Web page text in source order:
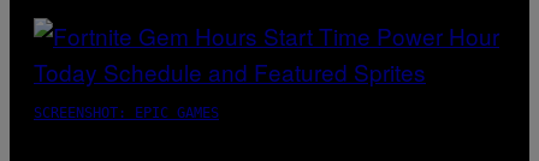
SCREENSHOT: EPIC GAMES